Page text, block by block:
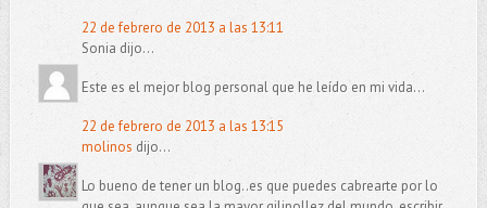
22 de febrero de 2013 a las 13:11
Sonia dijo...
Este es el mejor blog personal que he leído en mi vida...
22 de febrero de 2013 a las 13:15
molinos dijo...
Lo bueno de tener un blog..es que puedes cabrearte por lo